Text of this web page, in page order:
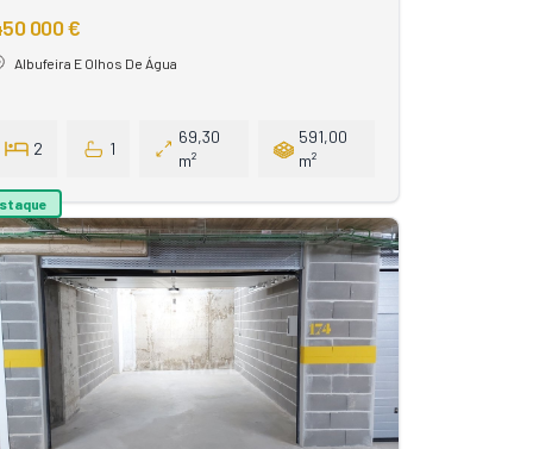
000 €
Albufeira E Olhos De Água
2 1
69,30
m²
591,00
m²